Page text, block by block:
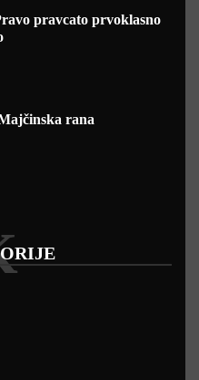
pravcato prvoklasno
rana